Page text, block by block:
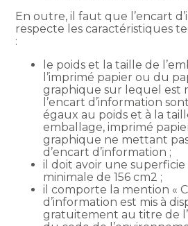
En outre, il faut que l’encart
respecte les caractéristiques
:
le poids et la taille de
l’imprimé papier ou du
graphique sur lequel est
l’encart d’information
égaux au poids et à la
emballage, imprimé
graphique ne mettant
d’encart d’information ;
il doit avoir une superficie
minimale de 156 cm2 ;
il comporte la mention «
d’information est mis à
gratuitement au titre de